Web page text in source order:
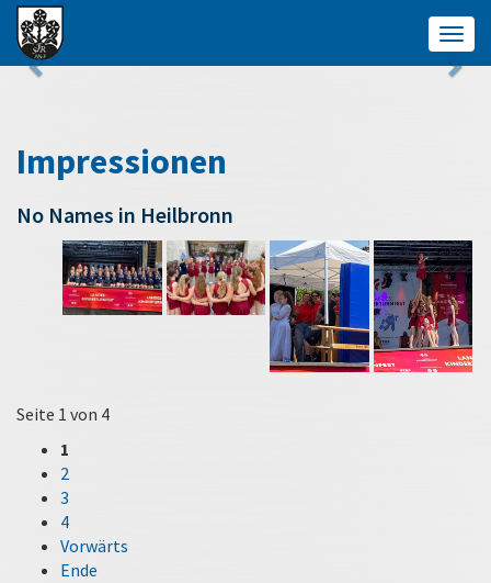
Impressionen
No Names in Heilbronn
Seite 1 von 4
1
2
3
4
Vorwärts
Ende